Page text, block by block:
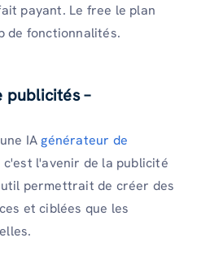
payant. Le free le plan
de fonctionnalités.
publicités –
IA générateur de
c'est l'avenir de la publicité
permettrait de créer des
et ciblées que les